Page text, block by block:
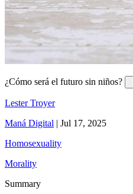
¿Cómo será el futuro sin niños?
Lester Troyer
Maná Digital | Jul 17, 2025
Homosexuality
Morality
Summary